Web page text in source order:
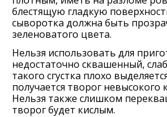
блестящую гладкую
сыворотка должна быть
зеленоватого цвета.
Нельзя использовать для
недостаточно сквашенный,
такого сгустка плохо
получается творог невысокого
Нельзя также слишком
творог будет кислым.